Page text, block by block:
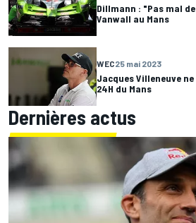
Dillmann : "Pas mal
Vanwall au Mans
WEC25 mai 2023
Jacques Villeneuve
24H du Mans
Dernières actus